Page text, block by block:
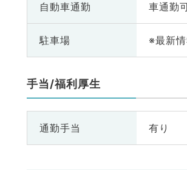
自動車通勤 車通勤
駐車場 ※最新
手当/福利厚生
通勤手当 有り